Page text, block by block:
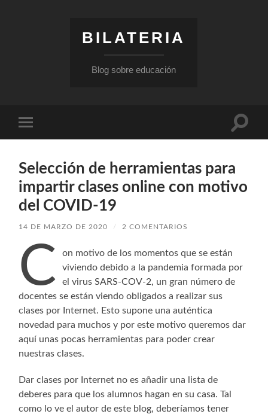
BILATERIA
Blog sobre educación
el
móvil
Selección de herramientas para
impartir clases online con motivo
del COVID-19
14 DE MARZO DE 2020 / 2 COMENTARIOS
C
on motivo de los momentos que se están
viviendo debido a la pandemia formada por
el virus SARS-COV-2, un gran número de
docentes se están viendo obligados a realizar sus
clases por Internet. Esto supone una auténtica
novedad para muchos y por este motivo queremos dar
aquí unas pocas herramientas para poder crear
nuestras clases.
Dar clases por Internet no es añadir una lista de
deberes para que los alumnos hagan en su casa. Tal
como lo ve el autor de este blog, deberíamos tener